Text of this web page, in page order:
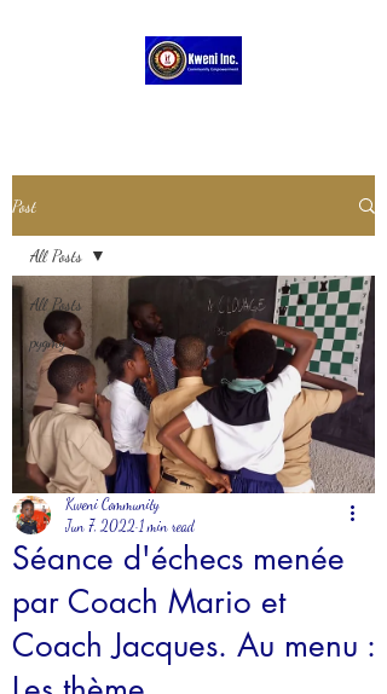
Post
All Posts
pygmy
All Posts
Séance d'échecs menée
par Coach Mario et
Coach Jacques. Au menu :
Kweni Community
Jun 7, 2022 1 min read